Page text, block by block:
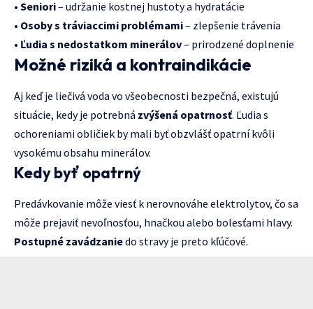
• Seniori– udržanie kostnej hustoty a hydratácie
• Osoby s tráviaccimi problémami– zlepšenie trávenia
• Ľudia s nedostatkom minerálov– prirodzené doplnenie
Možné riziká a kontraindikácie
Aj keď je liečivá voda vo všeobecnosti bezpečná, existujú
situácie, kedy je potrebná zvýšená opatrnosť. Ľudia s
ochoreniami obličiek by mali byť obzvlášť opatrní kvôli
vysokému obsahu minerálov.
Kedy byť opatrný
Predávkovanie môže viesť k nerovnováhe elektrolytov, čo sa
môže prejaviť nevoľnosťou, hnačkou alebo bolesťami hlavy.
Postupné zavádzaniedo stravy je preto kľúčové.